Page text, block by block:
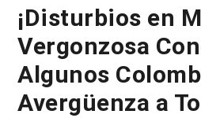
¡Disturbios en
Vergonzosa
Algunos
Avergüenza a